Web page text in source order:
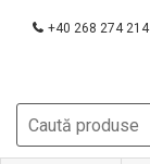
+40 268 274 214